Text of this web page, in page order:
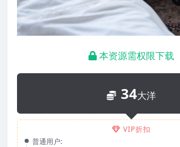
本资源需权限下载
34大洋
VIP折扣
普通用户: